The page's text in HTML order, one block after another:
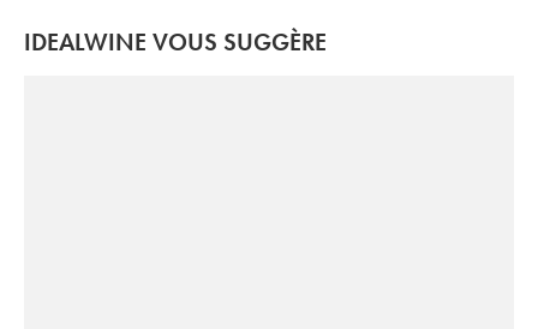
IDEALWINE VOUS SUGGÈRE